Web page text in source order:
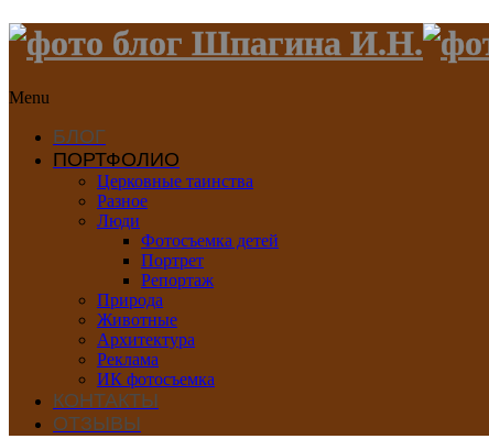
Menu
БЛОГ
ПОРТФОЛИО
Церковные таинства
Разное
Люди
Фотосъемка детей
Портрет
Репортаж
Природа
Животные
Архитектура
Реклама
ИК фотосъемка
КОНТАКТЫ
ОТЗЫВЫ